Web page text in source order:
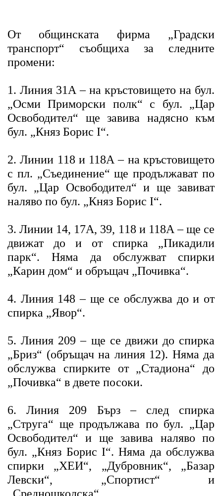
От общинската фирма „Градски
транспорт“ съобщиха за следните
промени:
1. Линия 31А – на кръстовището на бул.
„Осми Приморски полк“ с бул. „Цар
Освободител“ ще завива надясно към
бул. „Княз Борис I“.
2. Линии 118 и 118А – на кръстовището
с пл. „Съединение“ ще продължават по
бул. „Цар Освободител“ и ще завиват
наляво по бул. „Княз Борис I“.
3. Линии 14, 17А, 39, 118 и 118А – ще се
движат до и от спирка „Пикадили
парк“. Няма да обслужват спирки
„Карин дом“ и обръщач „Почивка“.
4. Линия 148 – ще се обслужва до и от
спирка „Явор“.
5. Линия 209 – ще се движи до спирка
„Бриз“ (обръщач на линия 12). Няма да
обслужва спирките от „Стадиона“ до
„Почивка“ в двете посоки.
6. Линия 209 Бърз – след спирка
„Струга“ ще продължава по бул. „Цар
Освободител“ и ще завива наляво по
бул. „Княз Борис I“. Няма да обслужва
спирки „ХЕИ“, „Дубровник“, „Базар
Левски“, „Спортист“ и